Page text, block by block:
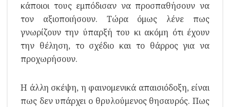
κάποιοι τους εμπόδισαν να προσπαθήσουν να
τον αξιοποιήσουν. Τώρα όμως λένε πως
γνωρίζουν την ύπαρξή του κι ακόμη ότι έχουν
την θέληση, το σχέδιο και το θάρρος για να
προχωρήσουν.
Η άλλη σκέψη, η φαινομενικά απαισιόδοξη, είναι
πως δεν υπάρχει ο θρυλούμενος θησαυρός. Πως